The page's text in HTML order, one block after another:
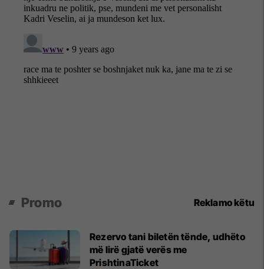
Promo Reklamo këtu
Rezervo tani biletën tënde, udhëto
më lirë gjatë verës me
PrishtinaTicket